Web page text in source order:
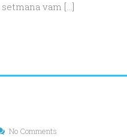
vam […]
No Comments